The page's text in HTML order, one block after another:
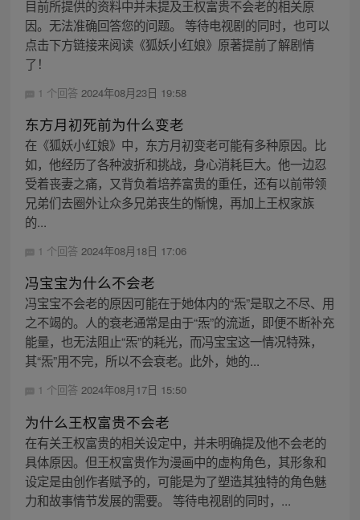
目前所提供的资料中并未提及王权富贵不会老的相关原
因。无法准确回答您的问题。 等待电视剧的同时，也可以
点击下方链接来阅读《狐妖小红娘》原著提前了解剧情
了！
1 个回答 2024年08月23日 19:58
东方月初死前为什么变老
在《狐妖小红娘》中，东方月初变老可能有多种原因。比
如，他经历了各种波折和挑战，身心消耗巨大。他一边忍
受着丧妻之痛，又背负着培养富贵的重任，还有以前带领
兄弟们去圈外让众多兄弟丧生的惭愧，再加上王权家族
的...
1 个回答 2024年08月18日 17:06
冯宝宝为什么不会老
冯宝宝不会老的原因可能在于她体内的“炁”是取之不尽、用
之不竭的。人的衰老通常是由于“炁”的流逝，即便不断补充
能量，也无法阻止“炁”的耗光，而冯宝宝这一情况特殊，
其“炁”用不完，所以不会衰老。此外，她的...
1 个回答 2024年08月17日 15:50
为什么王权富贵不会老
在有关王权富贵的相关设定中，并未明确提及他不会老的
具体原因。但王权富贵作为漫画中的虚构角色，其形象和
设定是由创作者赋予的，可能是为了塑造其独特的角色魅
力和故事情节发展的需要。 等待电视剧的同时，...